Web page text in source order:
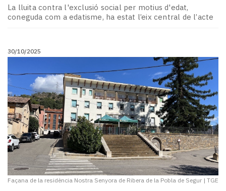
La lluita contra l'exclusió social per motius d'edat,
coneguda com a edatisme, ha estat l’eix central de l’acte
30/10/2025
Façana de la residència Nostra Senyora de Ribera de la Pobla de Segur | TGE